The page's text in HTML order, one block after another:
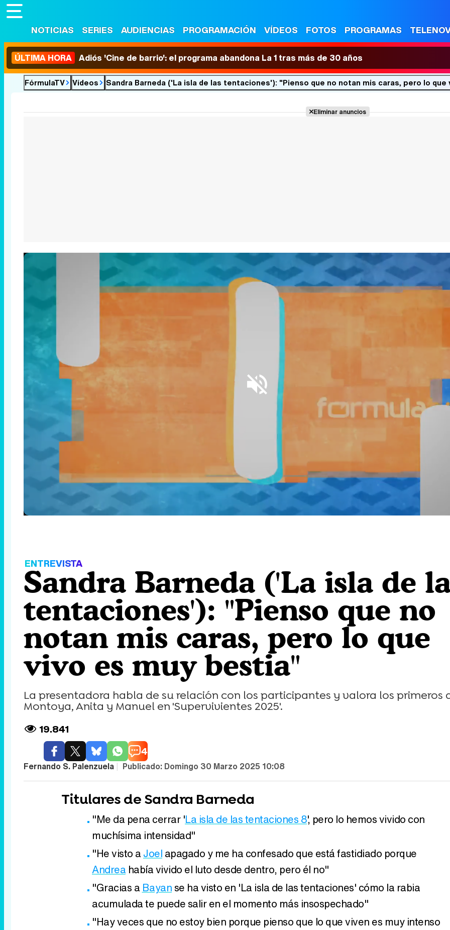
NOTICIAS SERIES AUDIENCIAS PROGRAMACIÓN VÍDEOS FOTOS PROGRAMAS
ÚLTIMA HORA Adiós 'Cine de barrio': el programa abandona La 1 tras más de 30 años
FórmulaTV Vídeos Sandra Barneda ('La isla de las tentaciones'): "Pienso que no notan mis caras, pero lo
Eliminar anuncios
Loaded
ENTREVISTA
Sandra Barneda ('La isla de
tentaciones'): "Pienso que no
notan mis caras, pero lo que
vivo es muy bestia"
La presentadora habla de su relación con los participantes y valora los primeros
Montoya, Anita y Manuel en 'Supervivientes 2025'.
19.841
4
Fernando S. Palenzuela | Publicado: Domingo 30 Marzo 2025 10:08
Titulares de Sandra Barneda
"Me da pena cerrar 'La isla de las tentaciones 8', pero lo hemos vivido con
muchísima intensidad"
"He visto a Joel apagado y me ha confesado que está fastidiado porque
Andrea había vivido el luto desde dentro, pero él no"
"Gracias a Bayanse ha visto en 'La isla de las tentaciones' cómo la rabia
acumulada te puede salir en el momento más insospechado"
"Hay veces que no estoy bien porque pienso que lo que viven es muy intenso